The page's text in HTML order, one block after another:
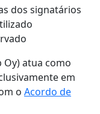
dos signatários
atua como
em
o Acordo de